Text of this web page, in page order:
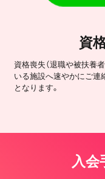
資
資格喪失（退職や被扶養
いる施設へ速やかにご連
となります。
入会